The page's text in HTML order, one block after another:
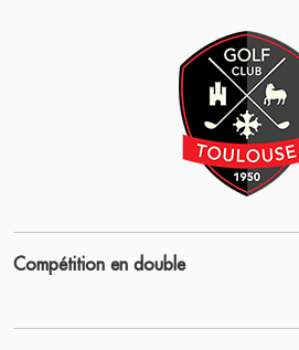
Compétition en double